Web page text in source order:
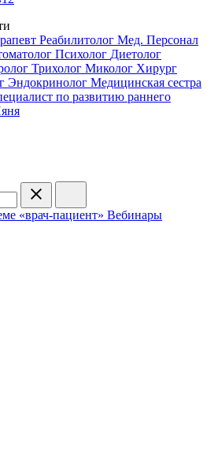
Реабилитолог Мед. Персонал
Психолог Диетолог
Трихолог Миколог Хирург
Эндокринолог Медицинская сестра
по развитию раннего
«врач-пациент» Вебинары